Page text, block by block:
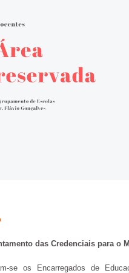
das Credenciais para o
se os Encarregados de